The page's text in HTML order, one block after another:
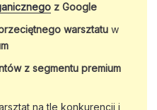
z Google
warsztatu w
z segmentu premium
na tle konkurencji i